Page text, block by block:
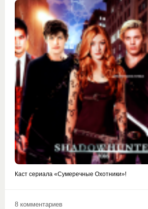
Каст сериала «Сумеречные Охотники»!
8 комментариев